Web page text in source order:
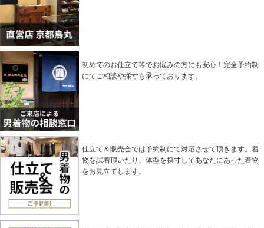
初めてのお仕立て等でお悩みの方にも安心！完全予約制
にてご相談や採寸も承っております。
仕立て＆販売会では予約制にて対応させて頂きます。着
物を試着頂いたり、体型を採寸してあなたにあった着物
をお見立てします。